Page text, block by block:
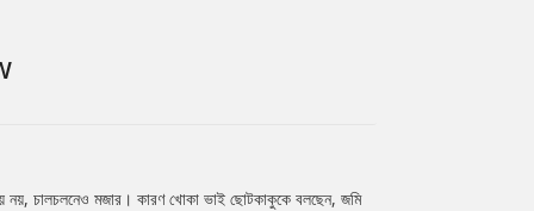
চালচলনেও মজার। কারণ খোকা ভাই ছোটকাকুকে বলছেন, জমি